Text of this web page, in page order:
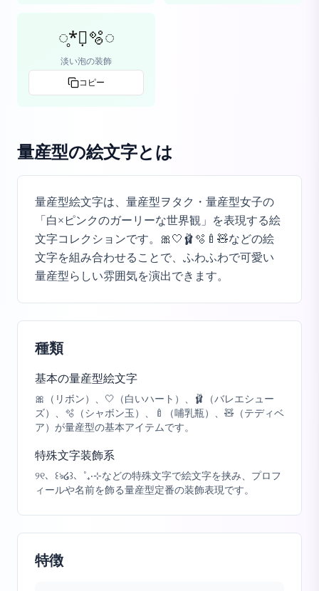
◌̥*⃝̣🫧◌
淡い泡の装飾
コピー
量産型の絵文字とは
量産型絵文字は、量産型ヲタク・量産型女子の
「白×ピンクのガーリーな世界観」を表現する絵
文字コレクションです。🎀🤍🩰🫧🍼🧸などの絵
文字を組み合わせることで、ふわふわで可愛い
量産型らしい雰囲気を演出できます。
種類
基本の量産型絵文字
🎀（リボン）、🤍（白いハート）、🩰（バレエシュー
ズ）、🫧（シャボン玉）、🍼（哺乳瓶）、🧸（テディベ
ア）が量産型の基本アイテムです。
特殊文字装飾系
୨୧、꒰ঌ໒꒱、˚₊‧⊹などの特殊文字で絵文字を挟み、プロフ
ィールや名前を飾る量産型定番の装飾表現です。
特徴